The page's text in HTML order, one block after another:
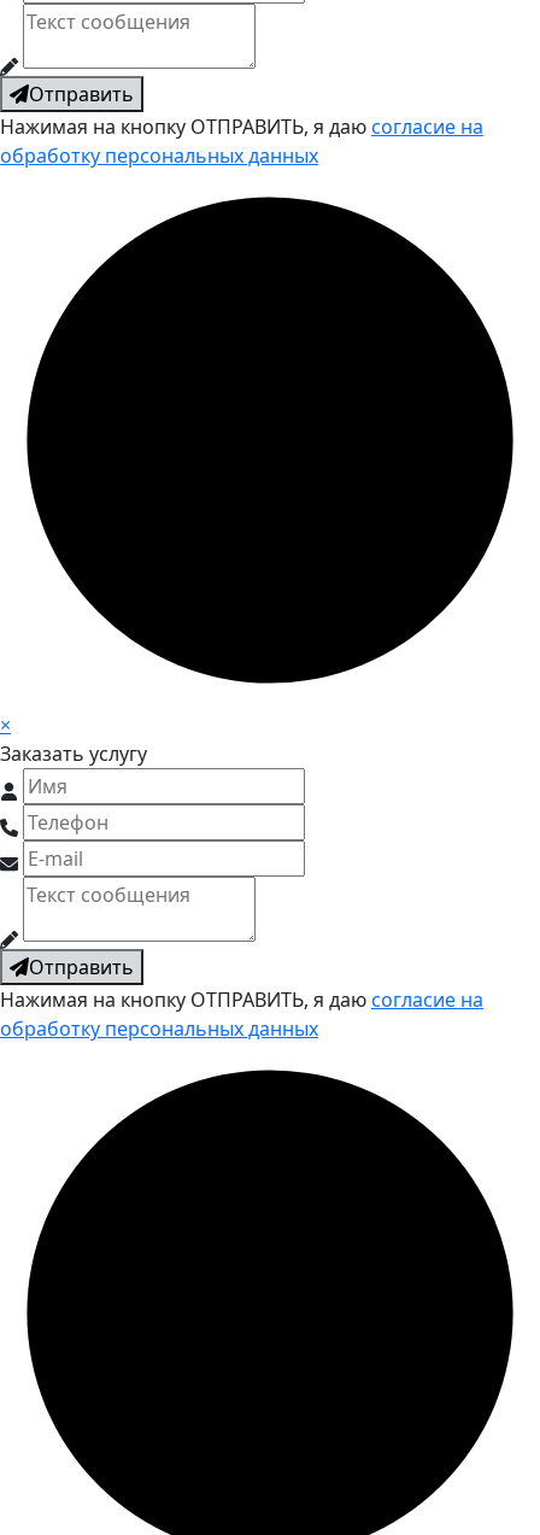
Отправить
Нажимая на кнопку ОТПРАВИТЬ, я даюсогласие на
обработку персональных данных
×
Заказать услугу
Отправить
Нажимая на кнопку ОТПРАВИТЬ, я даюсогласие на
обработку персональных данных